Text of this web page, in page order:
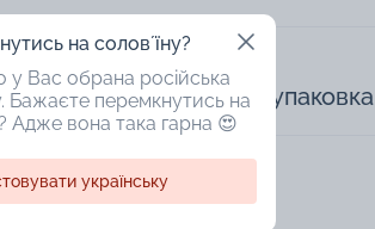
Доступная упаковка
на соловʼїну?
Вас обрана російська
Бажаєте перемкнутись на
Адже вона така гарна 😍
українську